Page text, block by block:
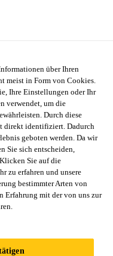
seems you are
have a dedicated
SIKA
SELECT A
COUNTRY
über Ihren
meist in Form von Cookies.
Ihre Einstellungen oder Ihr
verwendet, um die
Durch diese
direkt identifiziert. Dadurch
geboten werden. Da wir
Sie sich entscheiden,
Sie auf die
zu erfahren und unsere
bestimmter Arten von
Erfahrung mit der von uns zur